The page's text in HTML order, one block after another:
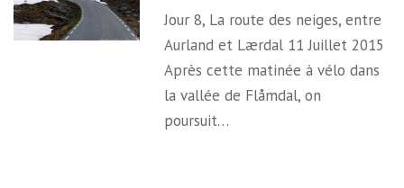
Jour 8, La route des neiges, entre
Aurland et Lærdal 11 Juillet 2015
Après cette matinée à vélo dans
la vallée de Flåmdal, on
poursuit…